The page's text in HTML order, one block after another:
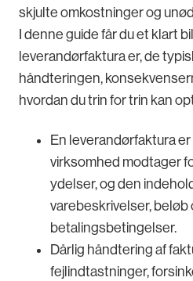
skjulte omkostninger og
I denne guide får du et klart
leverandørfaktura er, de
håndteringen,
hvordan du trin for trin kan
En leverandørfaktura
virksomhed modtager
ydelser, og den
varebeskrivelser, beløb
betalingsbetingelser.
Dårlig håndtering af
fejlindtastninger,